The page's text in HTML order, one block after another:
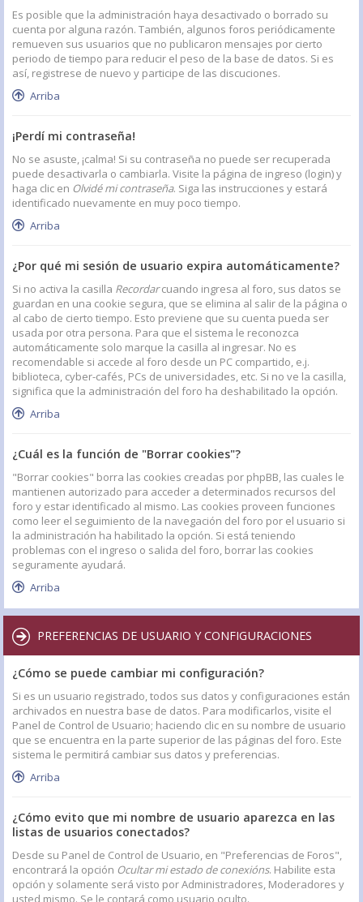
Es posible que la administración haya desactivado o borrado su
cuenta por alguna razón. También, algunos foros periódicamente
remueven sus usuarios que no publicaron mensajes por cierto
periodo de tiempo para reducir el peso de la base de datos. Si es
así, registrese de nuevo y participe de las discuciones.
Arriba
¡Perdí mi contraseña!
No se asuste, ¡calma! Si su contraseña no puede ser recuperada
puede desactivarla o cambiarla. Visite la página de ingreso (login) y
haga clic en Olvidé mi contraseña. Siga las instrucciones y estará
identificado nuevamente en muy poco tiempo.
Arriba
¿Por qué mi sesión de usuario expira automáticamente?
Si no activa la casilla Recordarcuando ingresa al foro, sus datos se
guardan en una cookie segura, que se elimina al salir de la página o
al cabo de cierto tiempo. Esto previene que su cuenta pueda ser
usada por otra persona. Para que el sistema le reconozca
automáticamente solo marque la casilla al ingresar. No es
recomendable si accede al foro desde un PC compartido, e.j.
biblioteca, cyber-cafés, PCs de universidades, etc. Si no ve la casilla,
significa que la administración del foro ha deshabilitado la opción.
Arriba
¿Cuál es la función de "Borrar cookies"?
"Borrar cookies" borra las cookies creadas por phpBB, las cuales le
mantienen autorizado para acceder a determinados recursos del
foro y estar identificado al mismo. Las cookies proveen funciones
como leer el seguimiento de la navegación del foro por el usuario si
la administración ha habilitado la opción. Si está teniendo
problemas con el ingreso o salida del foro, borrar las cookies
seguramente ayudará.
Arriba
PREFERENCIAS DE USUARIO Y CONFIGURACIONES
¿Cómo se puede cambiar mi configuración?
Si es un usuario registrado, todos sus datos y configuraciones están
archivados en nuestra base de datos. Para modificarlos, visite el
Panel de Control de Usuario; haciendo clic en su nombre de usuario
que se encuentra en la parte superior de las páginas del foro. Este
sistema le permitirá cambiar sus datos y preferencias.
Arriba
¿Cómo evito que mi nombre de usuario aparezca en las
listas de usuarios conectados?
Desde su Panel de Control de Usuario, en "Preferencias de Foros",
encontrará la opción Ocultar mi estado de conexións. Habilite esta
opción y solamente será visto por Administradores, Moderadores y
usted mismo. Se le contará como usuario oculto.